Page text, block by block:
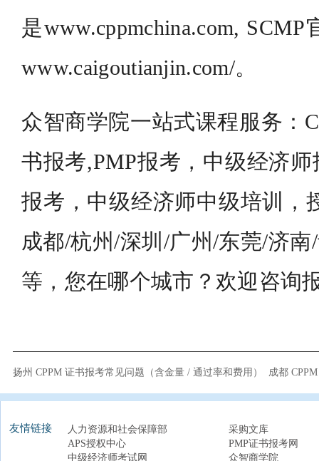
是www.cppmchina.com,
www.caigoutianjin.com/。
众智商学院一站式课程服务：
书报考,PMP报考，中级经济
报考，中级经济师中级培训，
成都/杭州/深圳/广州/东莞/济
等，您在哪个城市？欢迎咨询
扬州 CPPM 证书报考常见问题（含金量 / 通过率和费用） 成都
友情链接 人力资源和社会保障部
采购文库
APS授权中心
PMP证书报考网
中级经济师考试网
众智商学院